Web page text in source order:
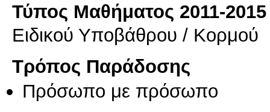
Τύπος Μαθήματος 2011-2015
Ειδικού Υποβάθρου / Κορμού
Τρόπος Παράδοσης
Πρόσωπο με πρόσωπο